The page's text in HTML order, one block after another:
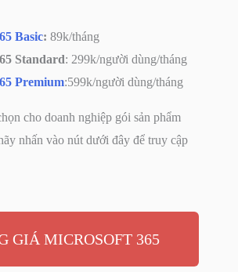
Basic: 89k/tháng
Standard: 299k/người dùng/tháng
Premium:599k/người dùng/tháng
cho doanh nghiệp gói sản phẩm
nhấn vào nút dưới đây để truy cập
GIÁ MICROSOFT 365